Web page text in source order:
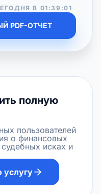
В 01:39:01
PDF-ОТЧЕТ
полную
пользователей
о финансовых
исках и
услугу